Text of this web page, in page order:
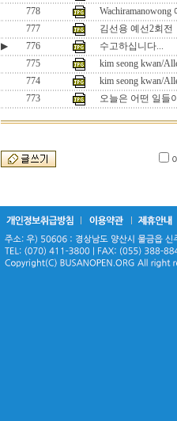
778
Wachiramanowong
777
김선용 예선2회전
▶
776
수고하십니다...
775
kim seong kwan/
774
kim seong kwan/
773
오늘은 어떤 일들